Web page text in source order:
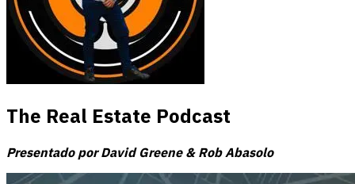
The Real Estate Podcast
Presentado por David Greene & Rob Abasolo